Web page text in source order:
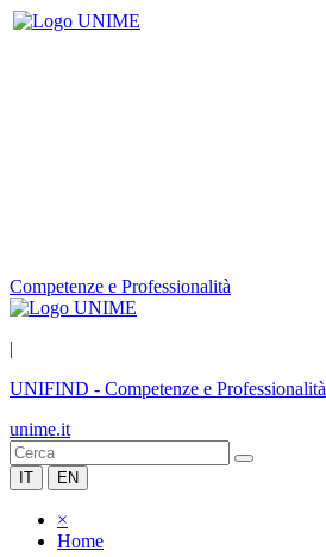
Competenze e Professionalità
|
UNIFIND - Competenze e Professionalità
unime.it
IT EN
×
Home